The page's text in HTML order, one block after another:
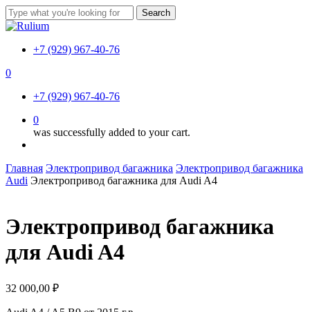
Skip
to
content
Search
Close
+7 (929) 967-40-76
0
+7 (929) 967-40-76
0
was successfully added to your cart.
Главная Электропривод багажника Электропривод багажника
Audi Электропривод багажника для Audi A4
Электропривод багажника
для Audi A4
32 000,00 ₽